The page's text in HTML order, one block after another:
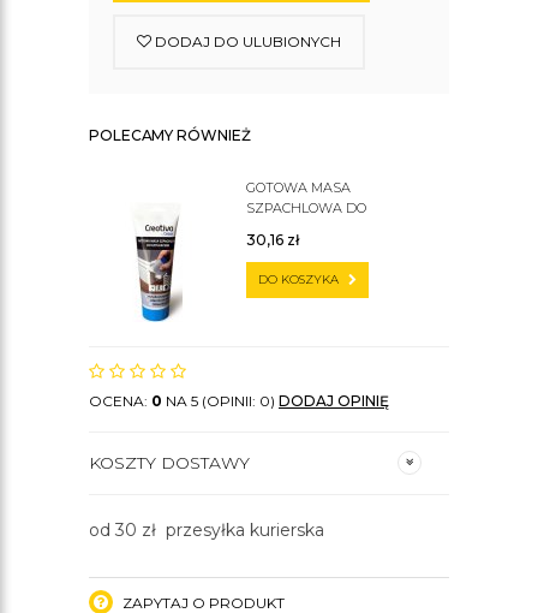
DODAJ DO ULUBIONYCH
POLECAMY RÓWNIEŻ
GOTOWA MASA
SZPACHLOWA DO
30,16 zł
DO KOSZYKA
OCENA: 0 NA 5 (OPINII: 0) DODAJ OPINIĘ
KOSZTY DOSTAWY
od 30 zł przesyłka kurierska
ZAPYTAJ O PRODUKT